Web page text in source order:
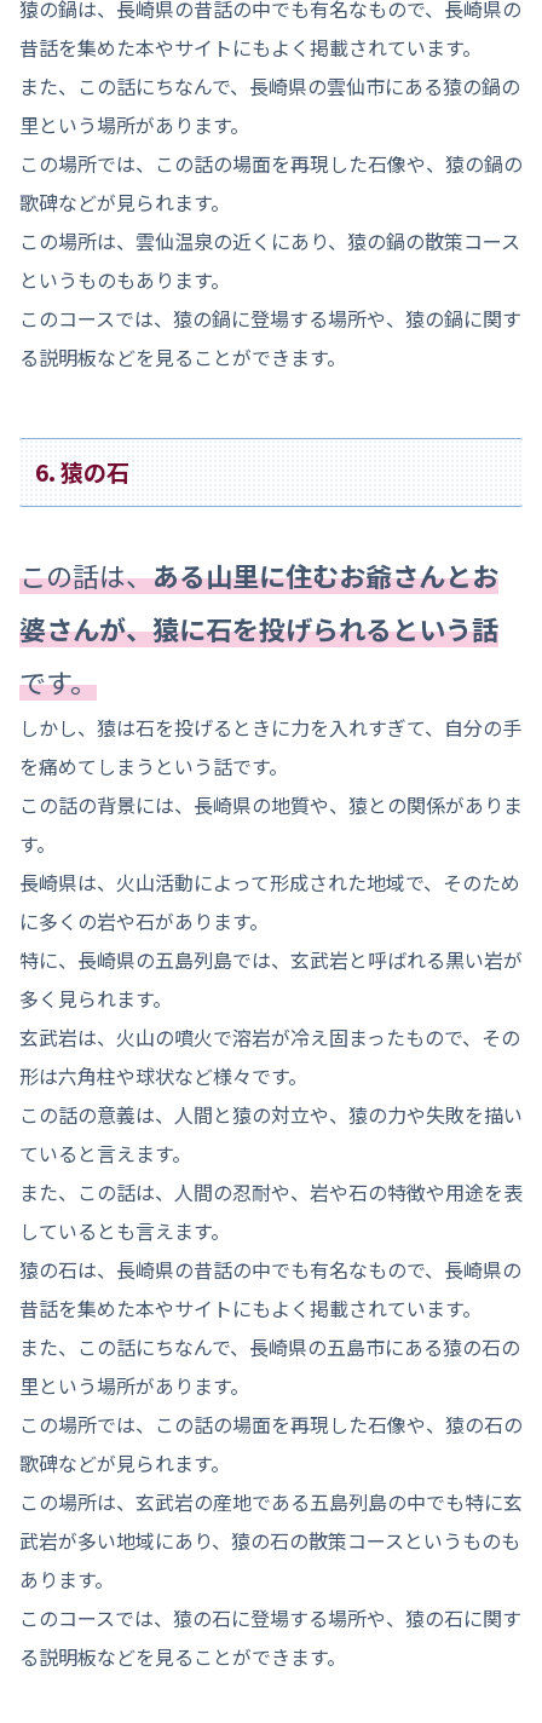
猿の鍋は、長崎県の昔話の中でも有名なもので、長崎県の
昔話を集めた本やサイトにもよく掲載されています。
また、この話にちなんで、長崎県の雲仙市にある猿の鍋の
里という場所があります。
この場所では、この話の場面を再現した石像や、猿の鍋の
歌碑などが見られます。
この場所は、雲仙温泉の近くにあり、猿の鍋の散策コース
というものもあります。
このコースでは、猿の鍋に登場する場所や、猿の鍋に関す
る説明板などを見ることができます。
6. 猿の石
この話は、ある山里に住むお爺さんとお
婆さんが、猿に石を投げられるという話
です。
しかし、猿は石を投げるときに力を入れすぎて、自分の手
を痛めてしまうという話です。
この話の背景には、長崎県の地質や、猿との関係がありま
す。
長崎県は、火山活動によって形成された地域で、そのため
に多くの岩や石があります。
特に、長崎県の五島列島では、玄武岩と呼ばれる黒い岩が
多く見られます。
玄武岩は、火山の噴火で溶岩が冷え固まったもので、その
形は六角柱や球状など様々です。
この話の意義は、人間と猿の対立や、猿の力や失敗を描い
ていると言えます。
また、この話は、人間の忍耐や、岩や石の特徴や用途を表
しているとも言えます。
猿の石は、長崎県の昔話の中でも有名なもので、長崎県の
昔話を集めた本やサイトにもよく掲載されています。
また、この話にちなんで、長崎県の五島市にある猿の石の
里という場所があります。
この場所では、この話の場面を再現した石像や、猿の石の
歌碑などが見られます。
この場所は、玄武岩の産地である五島列島の中でも特に玄
武岩が多い地域にあり、猿の石の散策コースというものも
あります。
このコースでは、猿の石に登場する場所や、猿の石に関す
る説明板などを見ることができます。